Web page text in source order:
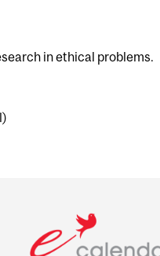
in ethical problems.